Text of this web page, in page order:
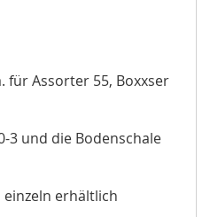
für Assorter 55, Boxxser
3 und die Bodenschale
einzeln erhältlich